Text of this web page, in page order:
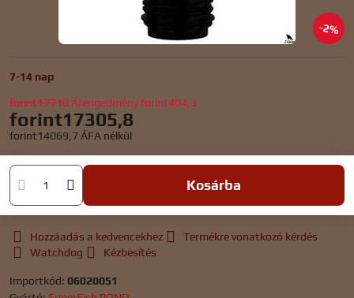
2%
7-14 nap
forint17710 Árengedményforint404,3
forint17305,8
forint14069,7 ÁFA nélkül
Kosárba
Hozzáadás a kedvencekhez
Termékre vonatkozó kérdés
Watchdog
Kézbesítés
Importkód: 06020051